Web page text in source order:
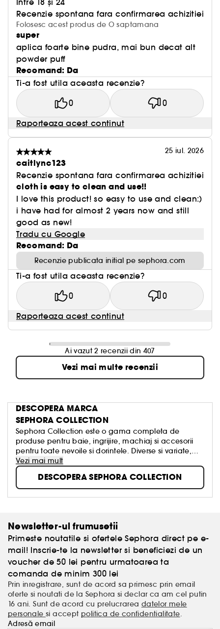
Între 18 și 24
Recenzie spontana fara confirmarea achizitiei
Folosesc acest produs de O saptamana
super
aplica foarte bine pudra, mai bun decat alt
powder puff
Recomand: Da
Ti-a fost utila aceasta recenzie?
0 0
Raporteaza acest continut
25 iul. 2026
caitlync123
Recenzie spontana fara confirmarea achizitiei
cloth is easy to clean and use!!
I love this product! so easy to use and clean:)
i have had for almost 2 years now and still
good as new!
Tradu cu Google
Recomand: Da
Recenzie publicata initial pe sephora.com
Ti-a fost utila aceasta recenzie?
0 0
Raporteaza acest continut
Ai vazut 2 recenzii din 407
Vezi mai multe recenzii
DESCOPERA MARCA
SEPHORA COLLECTION
Sephora Collection este o gama completa de
produse pentru baie, ingrijire, machiaj si accesorii
pentru toate nevoile si dorintele. Diverse si variate,
creative si rafinate, concepute cu respect pentru
calitatea autentica, aceste produse au fost create
pentru a transforma frumusetea intr-o placere
accesibila tuturor, simpla, distractiva si intotdeauna
in tendinte!
Vezi mai mult
DESCOPERA SEPHORA COLLECTION
Newsletter-ul frumusetii
Primeste noutatile si ofertele Sephora direct pe e-
mail! Inscrie-te la newsletter si beneficiezi de un
voucher de 50 lei pentru urmatoarea ta
comanda de minim 300 lei
Prin inregistrare, sunt de acord sa primesc prin email
oferte si noutati de la Sephora si declar ca am cel putin
16 ani. Sunt de acord cu prelucrarea datelor mele
personalesi accept politica de confidentialitate.
Adresă email